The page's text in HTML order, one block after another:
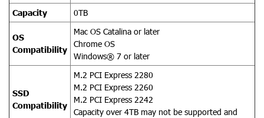
Capacity 0TB
OS
Compatibility
Mac OS Catalina or later
Chrome OS
Windows® 7 or later
SSD
Compatibility
M.2 PCI Express 2280
M.2 PCI Express 2260
M.2 PCI Express 2242
Capacity over 4TB may not be supported and